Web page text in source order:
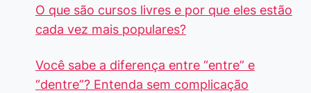
O que são cursos livres e por que eles estão
cada vez mais populares?
Você sabe a diferença entre “entre” e
“dentre”? Entenda sem complicação